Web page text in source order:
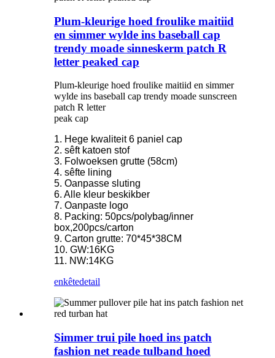
Plum-kleurige hoed froulike maitiid
en simmer wylde ins baseball cap
trendy moade sinneskerm patch R
letter peaked cap
Plum-kleurige hoed froulike maitiid en simmer
wylde ins baseball cap trendy moade sunscreen
patch R letter
peak cap
1. Hege kwaliteit 6 paniel cap
2. sêft katoen stof
3. Folwoeksen grutte (58cm)
4. sêfte lining
5. Oanpasse sluting
6. Alle kleur beskikber
7. Oanpaste logo
8. Packing: 50pcs/polybag/inner
box,200pcs/carton
9. Carton grutte: 70*45*38CM
10. GW:16KG
11. NW:14KG
enkêtedetail
Simmer trui pile hoed ins patch
fashion net reade tulband hoed